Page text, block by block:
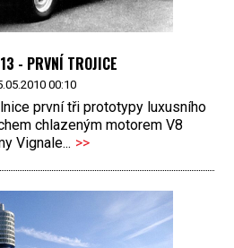
- PRVNÍ TROJICE
00:10
první tři prototypy luxusního
chlazeným motorem V8
Vignale... >>